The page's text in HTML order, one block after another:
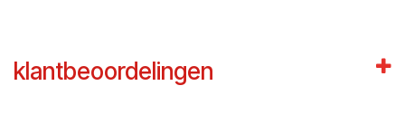
klantbeoordelingen